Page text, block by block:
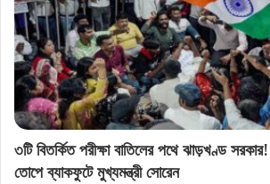
৩টি বিতর্কিত পরীক্ষা বাতিলের পথে ঝাড়খণ্ড
তোপে ব্যাকফুটে মুখ্যমন্ত্রী সোরেন